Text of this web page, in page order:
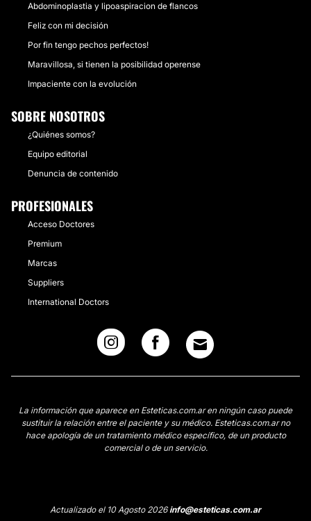
Abdominoplastia y lipoaspiracion de flancos
Feliz con mi decisión
Por fin tengo pechos perfectos!
Maravillosa, si tienen la posibilidad operense
Impaciente con la evolución
SOBRE NOSOTROS
¿Quiénes somos?
Equipo editorial
Denuncia de contenido
PROFESIONALES
Acceso Doctores
Premium
Marcas
Suppliers
International Doctors
La información que aparece en Esteticas.com.ar en ningún caso puede
sustituir la relación entre el paciente y su médico. Esteticas.com.ar no
hace apología de un tratamiento médico específico, de un producto
comercial o de un servicio.
Actualizado el 10 Agosto 2026info@esteticas.com.ar